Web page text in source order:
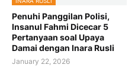
Penuhi Panggilan Polisi,
Insanul Fahmi Dicecar 5
Pertanyaan soal Upaya
Damai dengan Inara Rusli
January 22, 2026